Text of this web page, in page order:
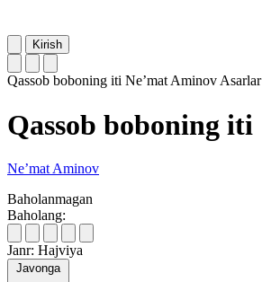
Kirish
Qassob boboning iti Ne’mat AminovAsarlar
Qassob boboning iti
Ne’mat Aminov
Baholanmagan
Baholang:
Janr: Hajviya
Javonga